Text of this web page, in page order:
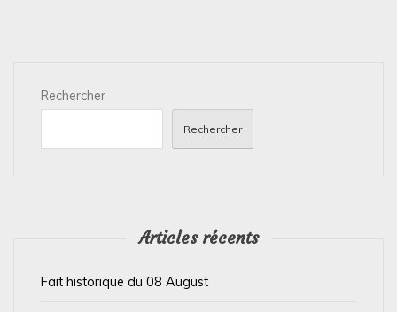
Rechercher
Rechercher
Articles récents
Fait historique du 08 August